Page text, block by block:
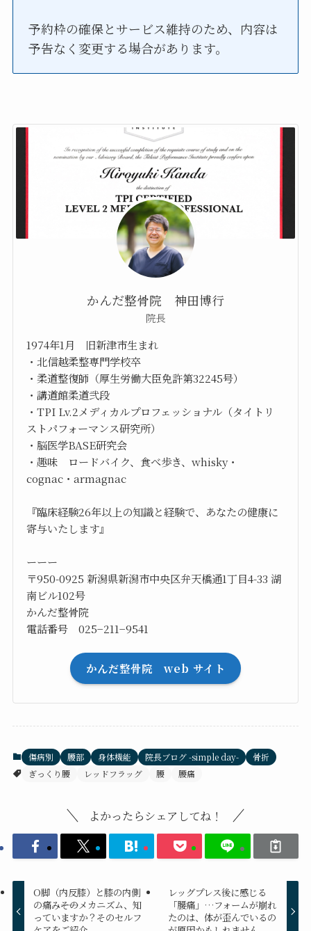
予約枠の確保とサービス維持のため、内容は
予告なく変更する場合があります。
かんだ整骨院 神田博行
院長
1974年1月 旧新津市生まれ
・北信越柔整専門学校卒
・柔道整復師（厚生労働大臣免許第32245号）
・講道館柔道弐段
・TPI Lv.2メディカルプロフェッショナル（タイトリ
ストパフォーマンス研究所）
・脳医学BASE研究会
・趣味 ロードバイク、食べ歩き、whisky・
cognac・armagnac
『臨床経験26年以上の知識と経験で、あなたの健康に
寄与いたします』
ーーー
〒950-0925 新潟県新潟市中央区弁天橋通1丁目4-33 湖
南ビル102号
かんだ整骨院
電話番号 025−211−9541
かんだ整骨院 web サイト
傷病別 腰部 身体機能 院長ブログ -simple day-
骨折
ぎっくり腰
レッドフラッグ 腰 腰痛
よかったらシェアしてね！
O脚（内反膝）と膝の内側
の痛み――そのメカニズム、知
っていますか？そのセルフ
レッグプレス後に感じる
「腰痛」…フォームが崩れ
たのは、体が歪んでいるの